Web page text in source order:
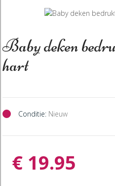
Baby deken
hart
Conditie: Nieuw
€ 19.95